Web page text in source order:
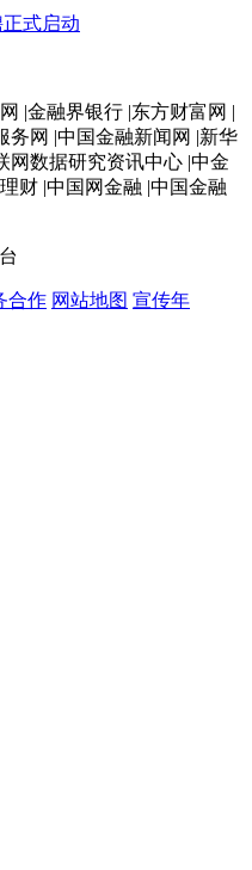
式启动
|金融界银行 |东方财富网 |
务网 |中国金融新闻网 |新华
网数据研究资讯中心 |中金
财 |中国网金融 |中国金融
合作 网站地图 宣传年